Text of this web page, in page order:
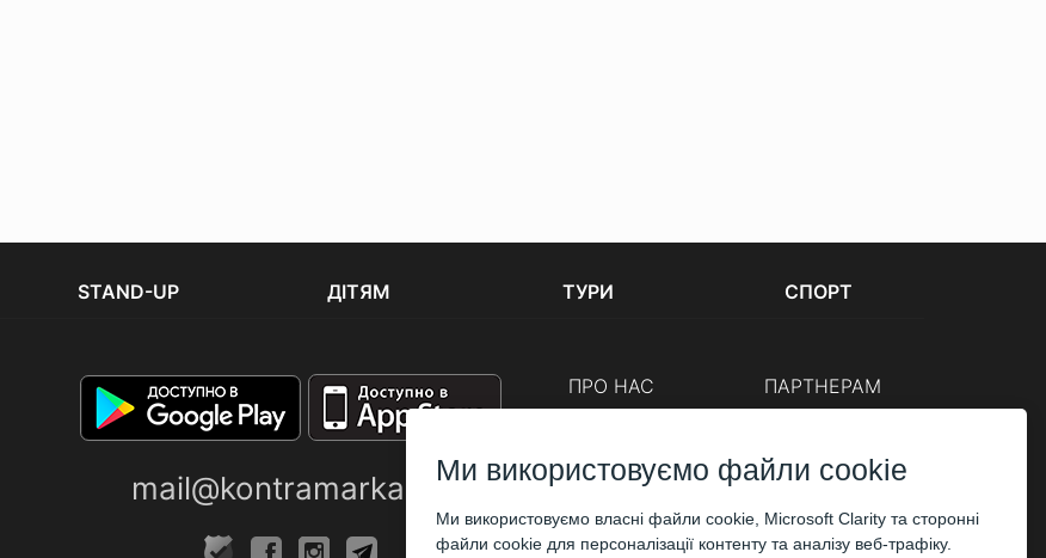
STAND-UP ДІТЯМ ТУРИ СПОРТ
mail@kontramarka.ua
ПРО НАС ПАРТНЕРАМ
Корпоративним клієнтам
Ми використовуємо файли cookie
Ми використовуємо власні файли cookie, Microsoft Clarity та сторонні
файли cookie для персоналізації контенту та аналізу веб-трафіку.